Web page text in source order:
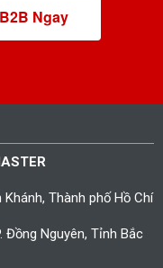
Ngay
Thành phố Hồ Chí
Đồng Nguyên, Tỉnh Bắc